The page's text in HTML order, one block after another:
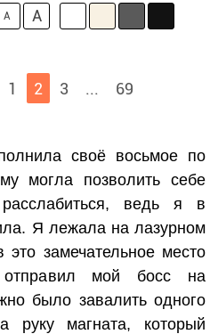
A A
1 2 3 ... 69
своё восьмое по
могла позволить себе
ведь я в
Я лежала на лазурном
замечательное место
мой босс на
было завалить одного
руку магната, который